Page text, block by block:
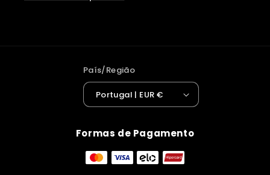
País/Região
Portugal | EUR €
Formas de Pagamento